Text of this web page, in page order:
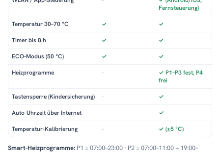
Fernsteuerung)
Temperatur 30–70 °C ✓ ✓
Timer bis 8 h ✓ ✓
ECO-Modus (50 °C) ✓ ✓
Heizprogramme –
✓ P1–P3 fest, P4
frei
Tastensperre (Kindersicherung) – ✓
Auto-Uhrzeit über Internet – ✓
Temperatur-Kalibrierung – ✓ (±5 °C)
Smart-Heizprogramme: P1 = 07:00–23:00 · P2 = 07:00–11:00 + 19:00–